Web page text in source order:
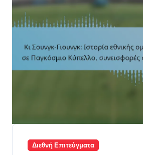
Διεθνή Επιτεύγματα